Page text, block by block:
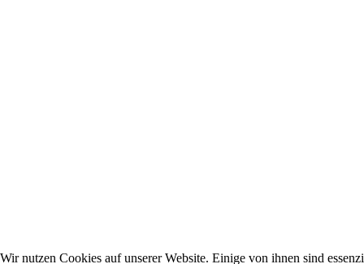
Wir nutzen Cookies auf unserer Website. Einige von ihnen sind